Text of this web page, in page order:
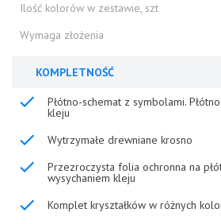
Ilość kolorów w zestawie, szt
Wymaga złożenia
KOMPLETNOŚĆ
Płótno-schemat z symbolami.
kleju
Wytrzymałe drewniane krosno
Przezroczysta folia ochronna na
wysychaniem kleju
Komplet kryształków w różnych